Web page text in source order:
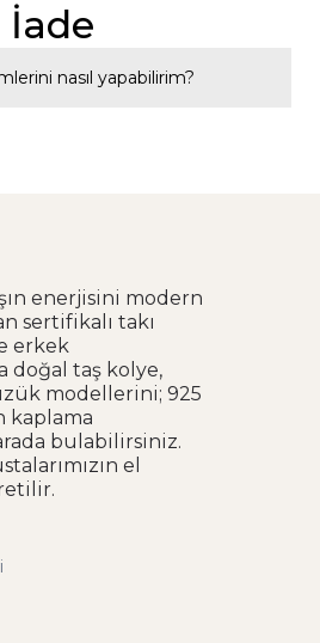
İade
nasıl yapabilirim?
enerjisini modern
sertifikalı takı
erkek
doğal taş kolye,
modellerini; 925
kaplama
bulabilirsiniz.
el